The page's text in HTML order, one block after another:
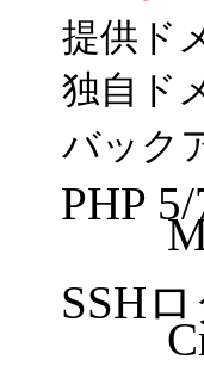
提供ド
独自ド
バック
PHP
SSH